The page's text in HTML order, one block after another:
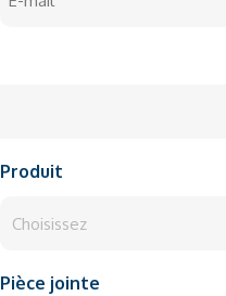
Produit
Pièce jointe